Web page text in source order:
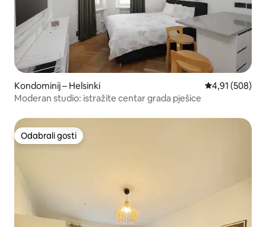
Kondominij – Helsinki Prosječna
4,91 (508)
Moderan studio: istražite centar grada pješice
Odabrali gosti
Odabrali gosti